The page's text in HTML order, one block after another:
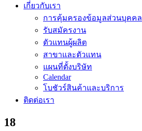
เกี่ยวกับเรา
การคุ้มครองข้อมูลส่วนบุคคล
รับสมัครงาน
ตัวแทนผู้ผลิต
สาขาและตัวแทน
แผนที่ตั้งบริษัท
Calendar
โบชัวร์สินค้าและบริการ
ติดต่อเรา
18